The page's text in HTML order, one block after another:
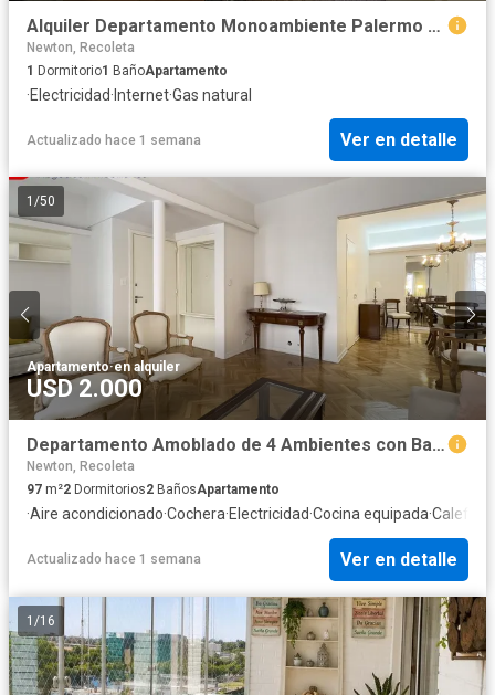
Alquiler Departamento Monoambiente Palermo Nuevo
Newton, Recoleta
1 Dormitorio1 BañoApartamento
·Electricidad· Internet·Gas natural
Actualizado hace 1 semana Ver en detalle
1 /50
Apartamento·en alquiler
USD 2.000
Departamento Amoblado de 4 Ambientes con Balcón Terraza y Cochera en Palermo
Newton, Recoleta
97 m²2 Dormitorios2 BañosApartamento
·Aire acondicionado·Cochera·Electricidad·Cocina equipada·
Actualizado hace 1 semana Ver en detalle
1 /16